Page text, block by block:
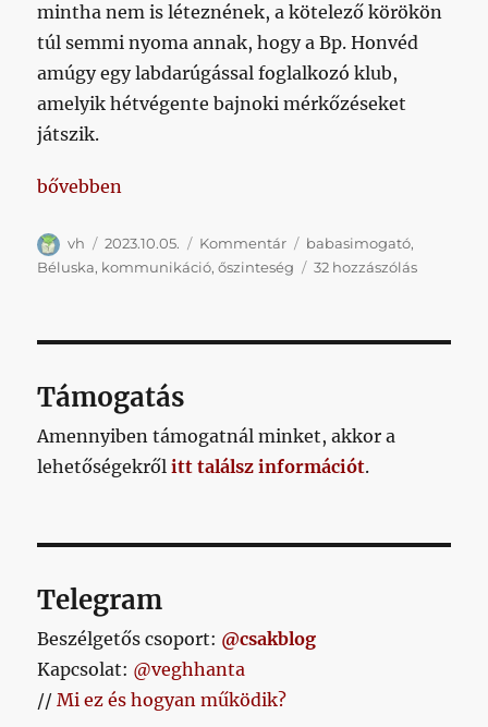
mintha nem is léteznének, a kötelező körökön
túl semmi nyoma annak, hogy a Bp. Honvéd
amúgy egy labdarúgással foglalkozó klub,
amelyik hétvégente bajnoki mérkőzéseket
játszik.
„Semmi baj, Béluska”
bővebben
Szerző
vh Közzétéve
2023.10.05. Kategória
Kommentár Címke
babasimogató,
Béluska, kommunikáció,őszinteség 32 hozzászólásSemmi
Támogatás
Amennyiben támogatnál minket, akkor a
lehetőségekrőlitt találsz információt.
Telegram
Beszélgetős csoport: @csakblog
Kapcsolat: @veghhanta
//Mi ez és hogyan működik?